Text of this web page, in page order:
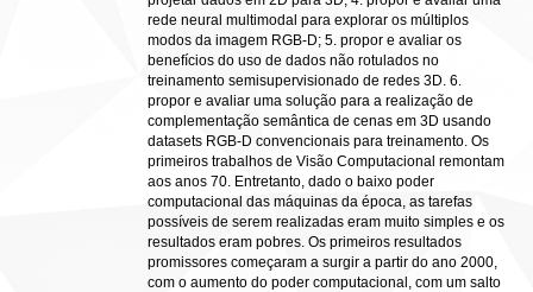
rede neural multimodal para explorar os múltiplos
modos da imagem RGB-D; 5. propor e avaliar os
benefícios do uso de dados não rotulados no
treinamento semisupervisionado de redes 3D. 6.
propor e avaliar uma solução para a realização de
complementação semântica de cenas em 3D usando
datasets RGB-D convencionais para treinamento. Os
primeiros trabalhos de Visão Computacional remontam
aos anos 70. Entretanto, dado o baixo poder
computacional das máquinas da época, as tarefas
possíveis de serem realizadas eram muito simples e os
resultados eram pobres. Os primeiros resultados
promissores começaram a surgir a partir do ano 2000,
com o aumento do poder computacional, com um salto